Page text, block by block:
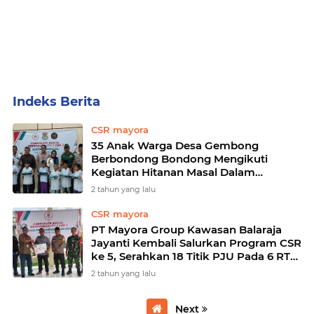
CSR mayora
35 Anak Warga Desa Gembong
Berbondong Bondong Mengikuti
Kegiatan Hitanan Masal Dalam
Program CSR PT Mayora Group
2 tahun yang lalu
CSR mayora
PT Mayora Group Kawasan Balaraja
Jayanti Kembali Salurkan Program CSR
ke 5, Serahkan 18 Titik PJU Pada 6 RT
Di Wilayah Desa Gembong
2 tahun yang lalu
Next